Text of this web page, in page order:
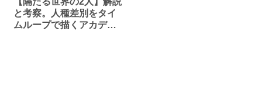
と考察。人種差別をタイ
ムループで描くアカデミ